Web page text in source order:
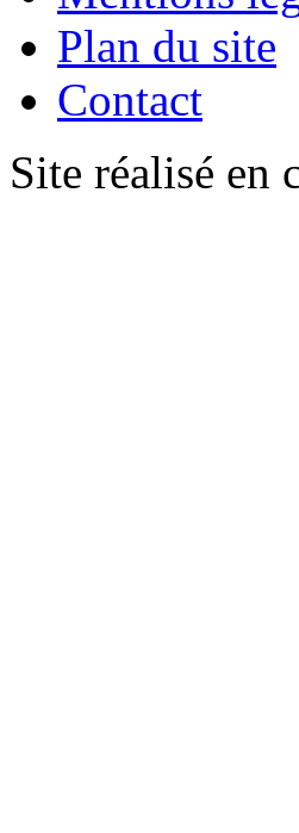
Plan du site
Contact
Site réalisé en